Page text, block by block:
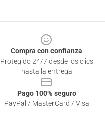
Compra con confianza
Protegido 24/7 desde los clics
hasta la entrega
Pago 100% seguro
PayPal / MasterCard / Visa